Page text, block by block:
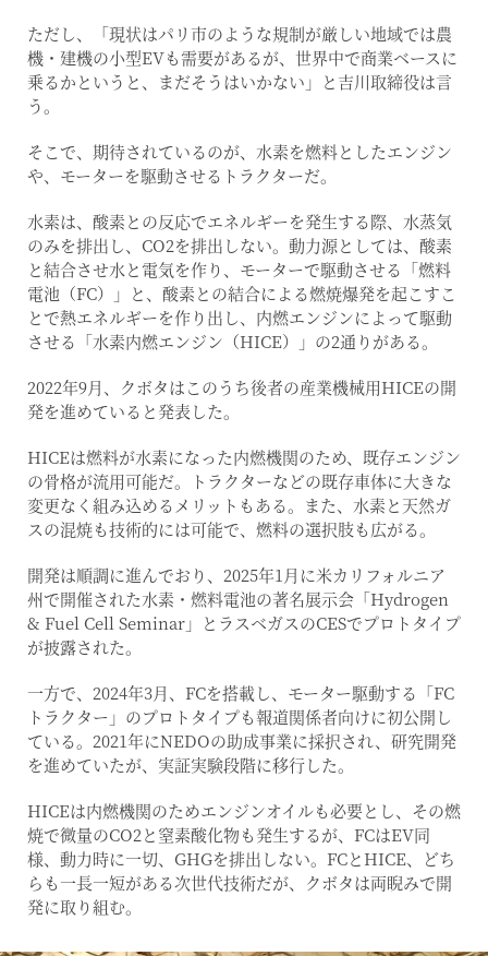
ただし、「現状はパリ市のような規制が厳しい地域では農
機・建機の小型EVも需要があるが、世界中で商業ベースに
乗るかというと、まだそうはいかない」と吉川取締役は言
う。
そこで、期待されているのが、水素を燃料としたエンジン
や、モーターを駆動させるトラクターだ。
水素は、酸素との反応でエネルギーを発生する際、水蒸気
のみを排出し、CO2を排出しない。動力源としては、酸素
と結合させ水と電気を作り、モーターで駆動させる「燃料
電池（FC）」と、酸素との結合による燃焼爆発を起こすこ
とで熱エネルギーを作り出し、内燃エンジンによって駆動
させる「水素内燃エンジン（HICE）」の2通りがある。
2022年9月、クボタはこのうち後者の産業機械用HICEの開
発を進めていると発表した。
HICEは燃料が水素になった内燃機関のため、既存エンジン
の骨格が流用可能だ。トラクターなどの既存車体に大きな
変更なく組み込めるメリットもある。また、水素と天然ガ
スの混焼も技術的には可能で、燃料の選択肢も広がる。
開発は順調に進んでおり、2025年1月に米カリフォルニア
州で開催された水素・燃料電池の著名展示会「Hydrogen
& Fuel Cell Seminar」とラスベガスのCESでプロトタイプ
が披露された。
一方で、2024年3月、FCを搭載し、モーター駆動する「FC
トラクター」のプロトタイプも報道関係者向けに初公開し
ている。2021年にNEDOの助成事業に採択され、研究開発
を進めていたが、実証実験段階に移行した。
HICEは内燃機関のためエンジンオイルも必要とし、その燃
焼で微量のCO2と窒素酸化物も発生するが、FCはEV同
様、動力時に一切、GHGを排出しない。FCとHICE、どち
らも一長一短がある次世代技術だが、クボタは両睨みで開
発に取り組む。